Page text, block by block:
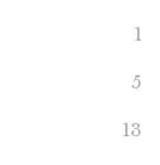
1
5
13